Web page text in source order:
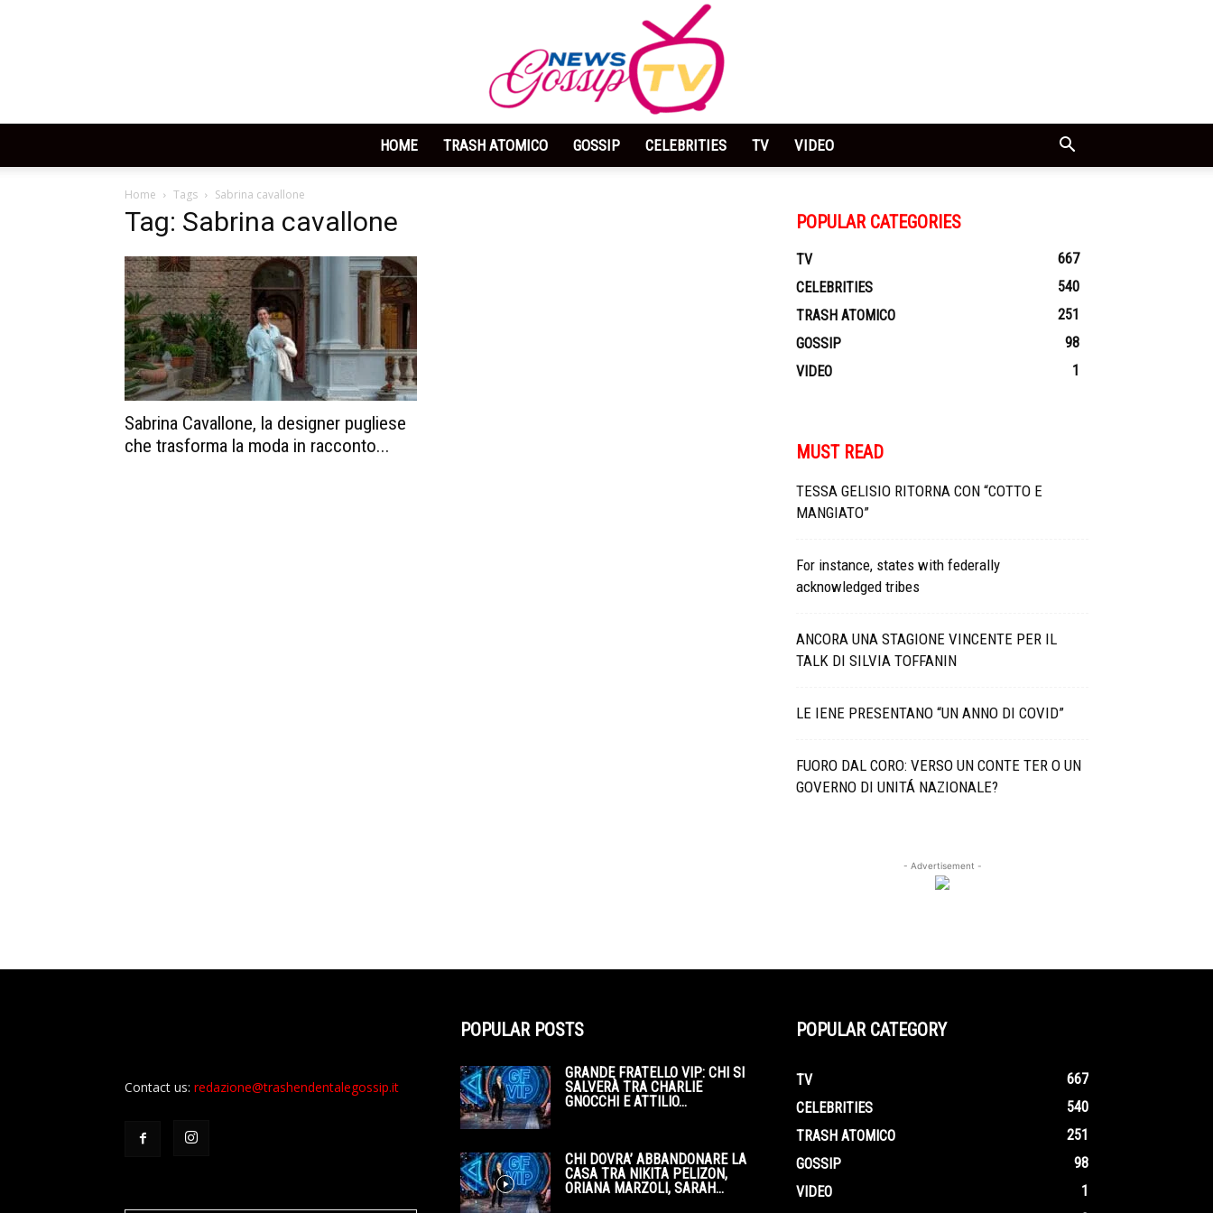
HOME TRASH ATOMICO GOSSIP CELEBRITIES TV VIDEO
Home Tags Sabrina cavallone
Tag: Sabrina cavallone
Sabrina Cavallone, la designer pugliese
che trasforma la moda in racconto...
POPULAR CATEGORIES
TV
667
CELEBRITIES
540
TRASH ATOMICO
251
GOSSIP
98
VIDEO
1
MUST READ
TESSA GELISIO RITORNA CON “COTTO E
MANGIATO”
For instance, states with federally
acknowledged tribes
ANCORA UNA STAGIONE VINCENTE PER IL
TALK DI SILVIA TOFFANIN
LE IENE PRESENTANO “UN ANNO DI COVID”
FUORO DAL CORO: VERSO UN CONTE TER O UN
GOVERNO DI UNITÁ NAZIONALE?
- Advertisement -
Contact us: redazione@trashendentalegossip.it
POPULAR POSTS
GRANDE FRATELLO VIP: CHI SI
SALVERÀ TRA CHARLIE
GNOCCHI E ATTILIO...
CHI DOVRA’ ABBANDONARE LA
CASA TRA NIKITA PELIZON,
ORIANA MARZOLI, SARAH...
POPULAR CATEGORY
TV
667
CELEBRITIES
540
TRASH ATOMICO
251
GOSSIP
98
VIDEO
1